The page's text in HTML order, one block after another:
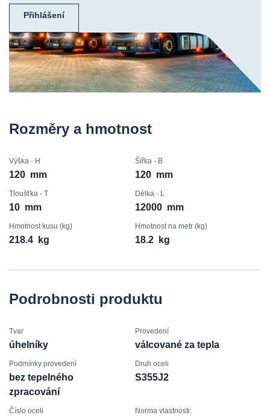
Přihlášení
Rozměry a hmotnost
Výška - H
120 mm
Šířka - B
120 mm
Tloušťka - T
10 mm
Délka - L
12000 mm
Hmotnost kusu (kg)
218.4 kg
Hmotnost na metr (kg)
18.2 kg
Podrobnosti produktu
Tvar
úhelníky
Provedení
válcované za tepla
Podmínky provedení
bez tepelného
zpracování
Druh oceli
S355J2
Číslo oceli Norma vlastnosti: